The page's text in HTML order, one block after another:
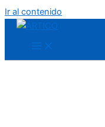
Ir al contenido